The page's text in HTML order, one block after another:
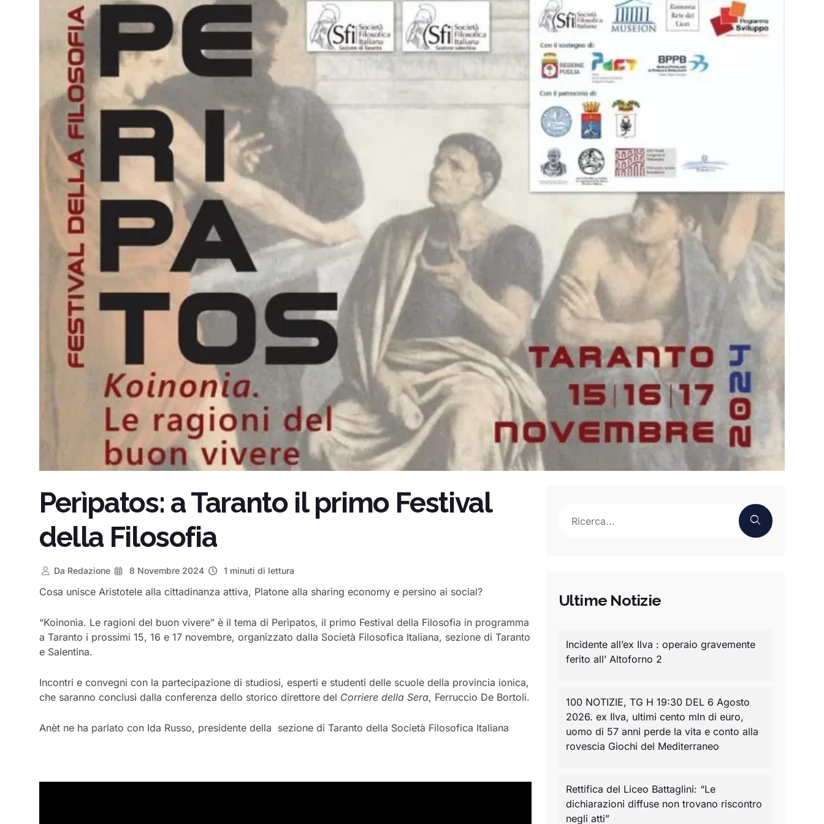
Perìpatos: a Taranto il primo Festival
della Filosofia
Da Redazione 8 Novembre 2024 1 minuti di lettura
Cosa unisce Aristotele alla cittadinanza attiva, Platone alla sharing economy e persino ai social?
“Koinonìa. Le ragioni del buon vivere” è il tema di Perìpatos, il primo Festival della Filosofia in programma
a Taranto i prossimi 15, 16 e 17 novembre, organizzato dalla Società Filosofica Italiana, sezione di Taranto
e Salentina.
Incontri e convegni con la partecipazione di studiosi, esperti e studenti delle scuole della provincia ionica,
che saranno conclusi dalla conferenza dello storico direttore del Corriere della Sera, Ferruccio De Bortoli.
Anèt ne ha parlato con Ida Russo, presidente della sezione di Taranto della Società Filosofica Italiana
Ultime Notizie
Incidente all’ex Ilva : operaio gravemente
ferito all’ Altoforno 2
100 NOTIZIE, TG H 19:30 DEL 6 Agosto
2026. ex Ilva, ultimi cento mln di euro,
uomo di 57 anni perde la vita e conto alla
rovescia Giochi del Mediterraneo
Rettifica del Liceo Battaglini: “Le
dichiarazioni diffuse non trovano riscontro
negli atti”